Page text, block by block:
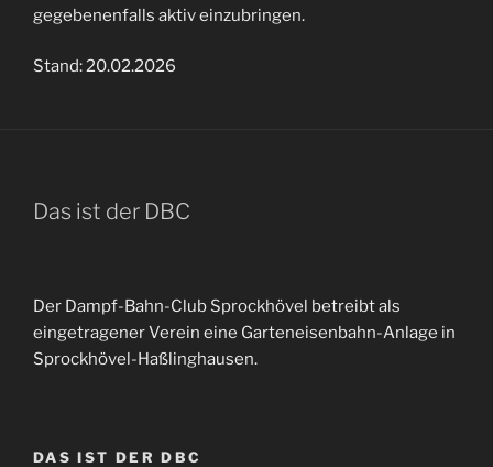
gegebenenfalls aktiv einzubringen.
Stand: 20.02.2026
Das ist der DBC
Der Dampf-Bahn-Club Sprockhövel betreibt als
eingetragener Verein eine Garteneisenbahn-Anlage in
Sprockhövel-Haßlinghausen.
DAS IST DER DBC